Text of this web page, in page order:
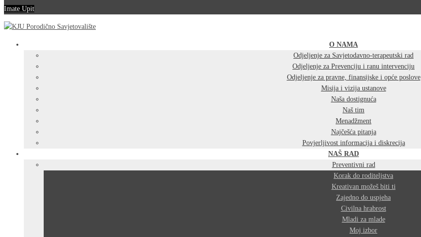
Imate Upit
O NAMA
Odjeljenje za Savjetodavno-terapeutski rad
Odjeljenje za Prevenciju i ranu intervenciju
Odjeljenje za pravne, finansijske i opće poslove
Misija i vizija ustanove
Naša dostignuća
Naš tim
Menadžment
Najčešća pitanja
Povjerljivost informacija i diskrecija
NAŠ RAD
Preventivni rad
Korak do roditeljstva
Kreativan možeš biti ti
Zajedno do uspjeha
Civilna hrabrost
Mladi za mlade
Moj izbor